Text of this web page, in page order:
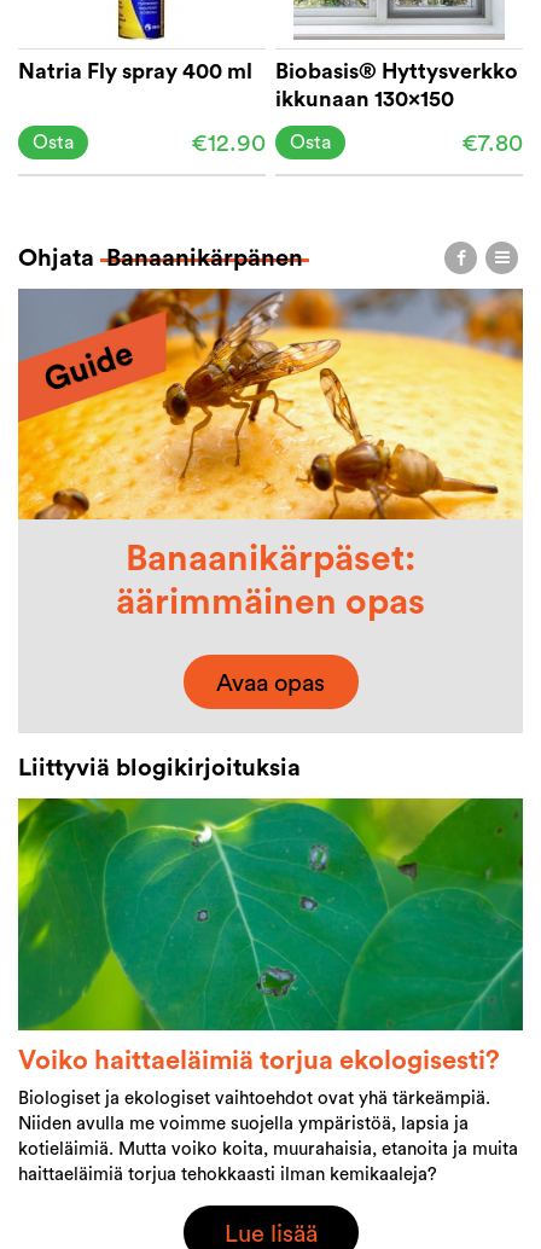
Natria Fly spray 400 ml
€12.90
Osta
Biobasis® Hyttysverkko
ikkunaan 130x150
€7.80
Osta
Ohjata Banaanikärpänen
Banaanikärpäset:
äärimmäinen opas
Avaa opas
Liittyviä blogikirjoituksia
Voiko haittaeläimiä torjua ekologisesti?
Biologiset ja ekologiset vaihtoehdot ovat yhä tärkeämpiä.
Niiden avulla me voimme suojella ympäristöä, lapsia ja
kotieläimiä. Mutta voiko koita, muurahaisia, etanoita ja muita
haittaeläimiä torjua tehokkaasti ilman kemikaaleja?
Lue lisää